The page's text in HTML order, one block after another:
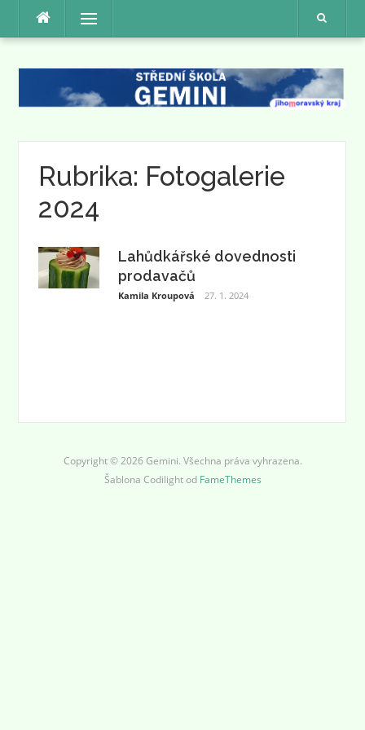
Přeskočit
obsah
Menu
Rubrika: Fotogalerie
2024
Lahůdkářské dovednosti
prodavačů
Kamila Kroupová 27. 1. 2024
Copyright © 2026 Gemini. Všechna práva vyhrazena.
Šablona Codilight od FameThemes